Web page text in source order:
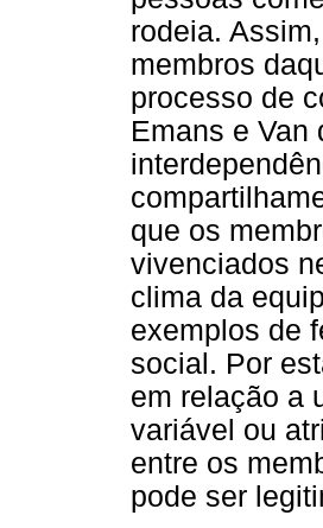
rodeia.
membros
processo de
Emans e Van
que os
vivenciados
clima da
exemplos de
social. Por
em relação a
variável ou
entre os
pode ser